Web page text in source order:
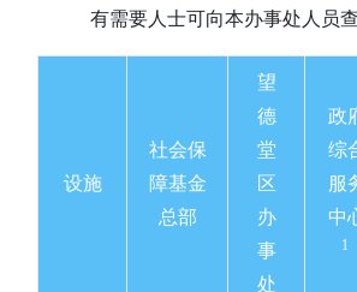
有需要人士可向本办事处人员查
设施
社会保
障基金
总部
望
德
堂
区
办
事
处
政
综
服
中
1